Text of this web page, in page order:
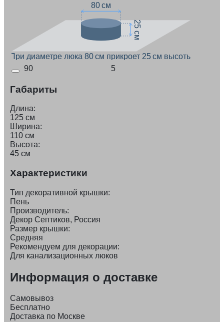
80 см
25 см
При диаметре люка 80 см прикроет 25 см высоты
90 5
Габариты
Длина:
125 см
Ширина:
110 см
Высота:
45 см
Характеристики
Тип декоративной крышки:
Пень
Производитель:
Декор Септиков, Россия
Размер крышки:
Средняя
Рекомендуем для декорации:
Для канализационных люков
Информация о доставке
Самовывоз
Бесплатно
Доставка по Москве